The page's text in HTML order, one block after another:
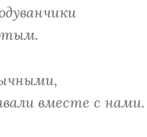
вместе с нами.